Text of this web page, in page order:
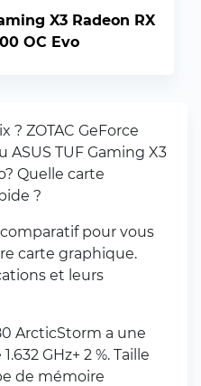
X3 Radeon RX
OC Evo
? ZOTAC GeForce
ASUS TUF Gaming X3
Quelle carte
?
pour vous
carte graphique.
et leurs
ArcticStorm a une
GHz+ 2 %. Taille
de mémoire